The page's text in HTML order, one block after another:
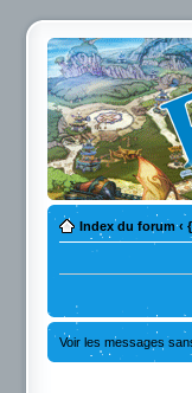
Index du forum ‹
Voir les messages